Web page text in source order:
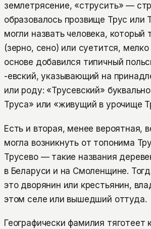
землетрясение, «струсить» —
образовалось прозвище Трус или
могли назвать человека, который
(зерно, сено) или суетится,
основе добавился типичный
-евский, указывающий на
или роду: «Трусевский»
Труса» или «живущий в урочище
Есть и вторая, менее вероятная,
могла возникнуть от топонима
Трусево — такие названия
в Беларуси и на Смоленщине.
это дворянин или крестьянин,
этом селе или вышедший оттуда.
Географически фамилия тяготеет